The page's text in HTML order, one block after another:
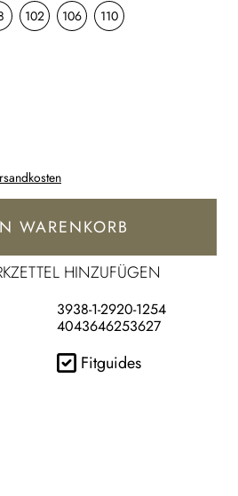
102 106 110
WARENKORB
HINZUFÜGEN
3938-1-2920-1254
4043646253627
Fitguides